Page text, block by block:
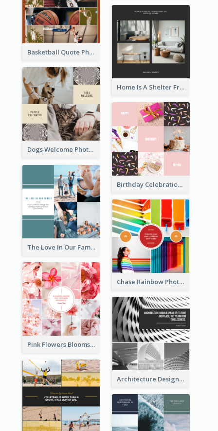
Basketball Quote Photo Collage
Home Is A Shelter From Storm Photo Collage
Dogs Welcome Photo Collage
Birthday Celebration Cakes Photo Collage
The Love In Our Family Photo Collage
Chase Rainbow Photo Collage
Pink Flowers Blooms Photo Collage
Architecture Design Photo Collage